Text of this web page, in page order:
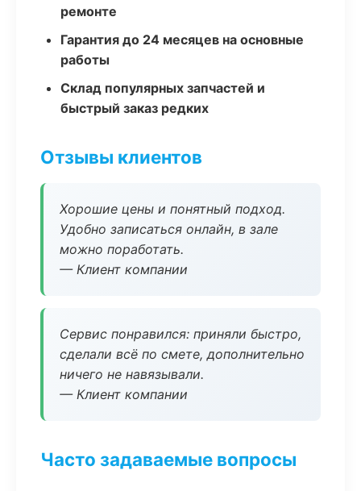
ремонте
Гарантия до 24 месяцев на основные
работы
Склад популярных запчастей и
быстрый заказ редких
Отзывы клиентов
Хорошие цены и понятный подход.
Удобно записаться онлайн, в зале
можно поработать.
— Клиент компании
Сервис понравился: приняли быстро,
сделали всё по смете, дополнительно
ничего не навязывали.
— Клиент компании
Часто задаваемые вопросы